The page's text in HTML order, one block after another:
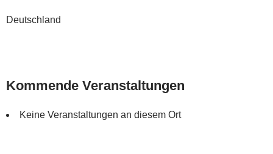
Deutschland
Kommende Veranstaltungen
Keine Veranstaltungen an diesem Ort